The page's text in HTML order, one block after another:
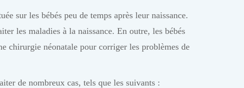
sur les bébés peu de temps après leur naissance.
les maladies à la naissance. En outre, les bébés
chirurgie néonatale pour corriger les problèmes de
de nombreux cas, tels que les suivants :